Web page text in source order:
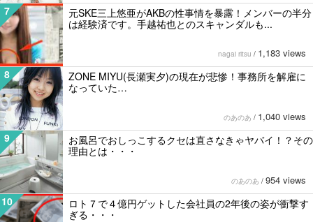
7
元SKE三上悠亜がAKBの性事情を暴露！メンバーの半分
は経験済です。手越祐也とのスキャンダルも...
nagai ritsu / 1,183 views
8
ZONE MIYU(長瀬実夕)の現在が悲惨！事務所を解雇に
なっていた…
のあのあ / 1,040 views
9
お風呂でおしっこするクセは直さなきゃヤバイ！？その
理由とは・・・
のあのあ / 954 views
10
ロト７で４億円ゲットした会社員の2年後の姿が衝撃す
ぎる・・・